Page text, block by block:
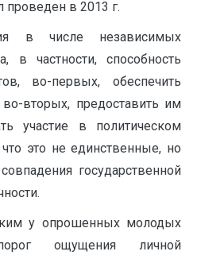
в 2013 г.
в числе независимых
в частности, способность
во-первых, обеспечить
во-вторых, предоставить им
участие в политическом
это не единственные, но
государственной
у опрошенных молодых
ощущения личной